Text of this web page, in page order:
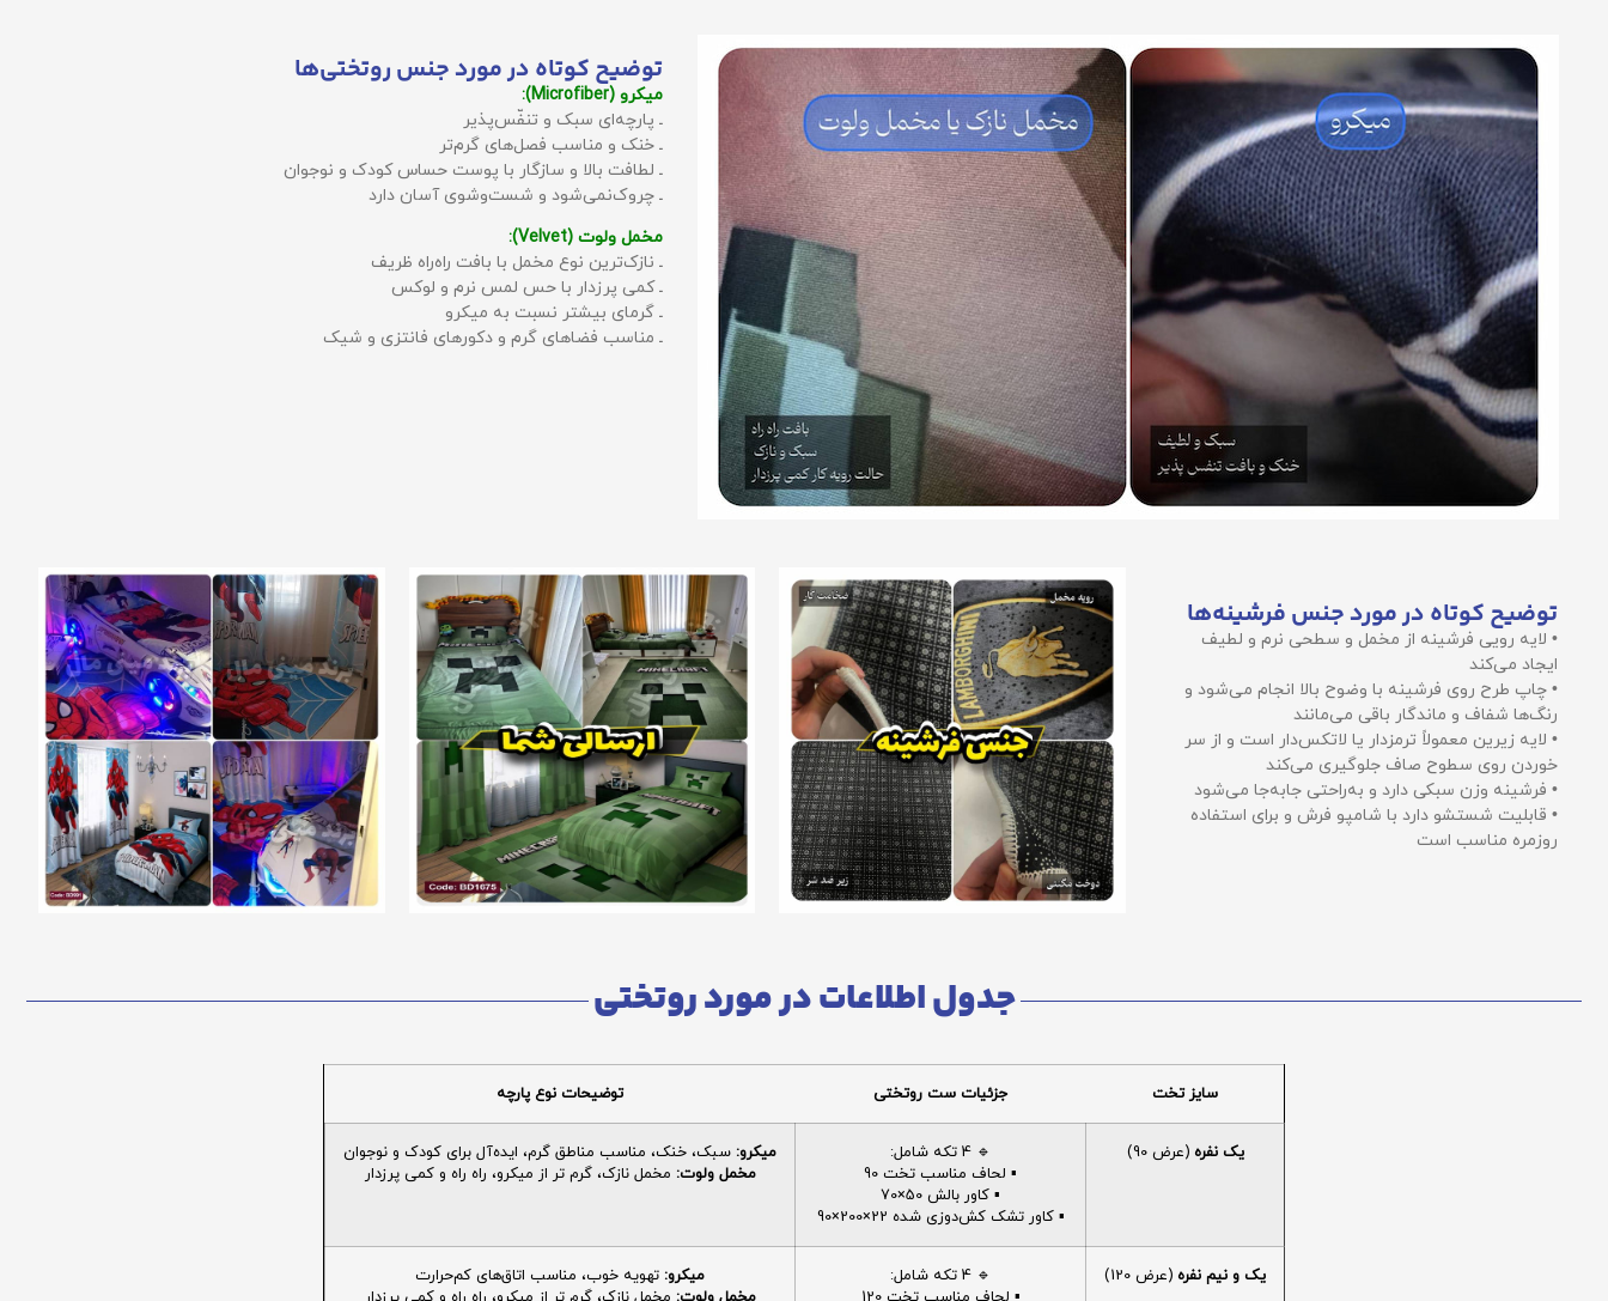
توضیح کوتاه در مورد جنس روتختی‌ها
میکرو (Microfiber):
ـ پارچه‌ای سبک و تنفّس‌پذیر
ـ خنک و مناسب فصل‌های گرم‌تر
ـ لطافت بالا و سازگار با پوست حساس کودک و نوجوان
ـ چروک‌نمی‌شود و شست‌وشوی آسان دارد
مخمل ولوت (Velvet):
ـ نازک‌ترین نوع مخمل با بافت راه‌راه ظریف
ـ کمی پرزدار با حس لمس نرم و لوکس
ـ گرمای بیشتر نسبت به میکرو
ـ مناسب فضاهای گرم و دکورهای فانتزی و شیک
توضیح کوتاه در مورد جنس فرشینه‌ها
• لایه رویی فرشینه از مخمل و سطحی نرم و لطیف
ایجاد می‌کند
• چاپ طرح روی فرشینه با وضوح بالا انجام می‌شود و
رنگ‌ها شفاف و ماندگار باقی می‌مانند
• لایه زیرین معمولاً ترمزدار یا لاتکس‌دار است و از سر
خوردن روی سطوح صاف جلوگیری می‌کند
• فرشینه وزن سبکی دارد و به‌راحتی جابه‌جا می‌شود
• قابلیت شستشو دارد با شامپو فرش و برای استفاده
روزمره مناسب است
جدول اطلاعات در مورد روتختی
سایز تخت جزئیات ست روتختی توضیحات نوع پارچه
یک نفره (عرض 90)
🔹 4 تکه شامل:
▪️ لحاف مناسب تخت 90
▪️ کاور بالش 50×70
▪️ کاور تشک کش‌دوزی شده 22×200×90
میکرو: سبک، خنک، مناسب مناطق گرم، ایده‌آل برای کودک و نوجوان
مخمل ولوت: مخمل نازک، گرم تر از میکرو، راه راه و کمی پرزدار
یک و نیم نفره (عرض 120)
🔹 4 تکه شامل:
میکرو: تهویه خوب، مناسب اتاق‌های کم‌حرارت